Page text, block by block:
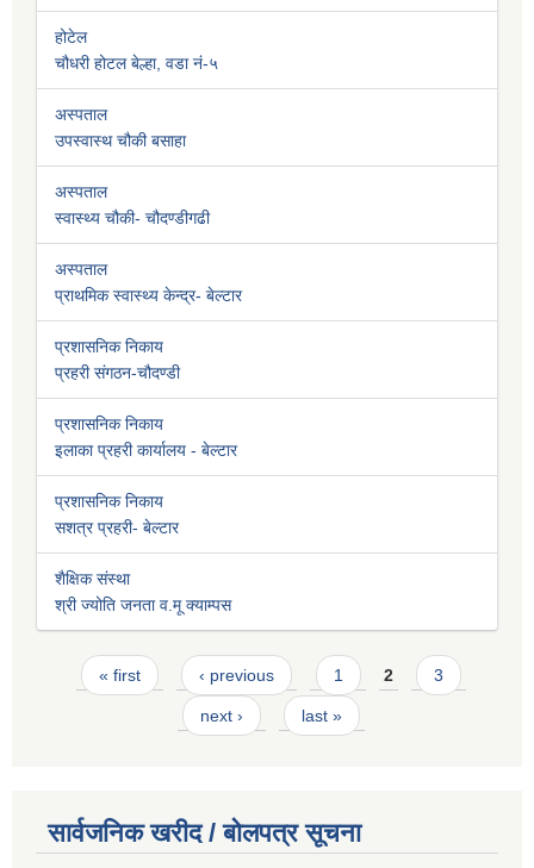
होटेल
चौधरी होटल बेल्हा, वडा नं-५
अस्पताल
उपस्वास्थ चौकी बसाहा
अस्पताल
स्वास्थ्य चौकी- चौदण्डीगढी
अस्पताल
प्राथमिक स्वास्थ्य केन्द्र- बेल्टार
प्रशासनिक निकाय
प्रहरी संगठन-चौदण्डी
प्रशासनिक निकाय
इलाका प्रहरी कार्यालय - बेल्टार
प्रशासनिक निकाय
सशत्र प्रहरी- बेल्टार
शैक्षिक संस्था
श्री ज्योति जनता व.मू क्याम्पस
Pages
« first ‹ previous 1 2 3
next › last »
सार्वजनिक खरीद / बोलपत्र सूचना